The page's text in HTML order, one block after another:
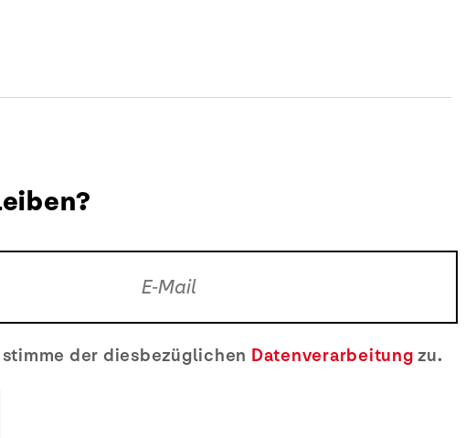
der diesbezüglichen Datenverarbeitungzu.